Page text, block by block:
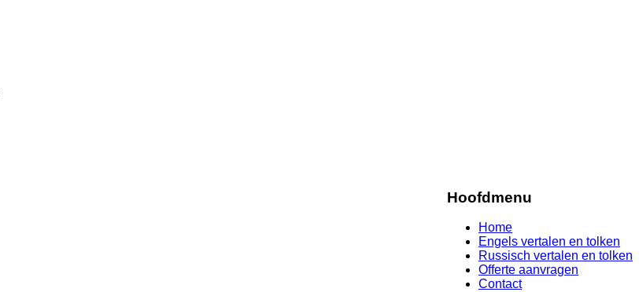
Hoofdmenu
Home
Engels vertalen en tolken
Russisch vertalen en tolken
Offerte aanvragen
Contact